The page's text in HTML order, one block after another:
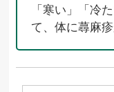
「寒い」「冷
て、体に蕁麻